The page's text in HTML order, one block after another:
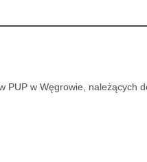
PUP w Węgrowie, należących